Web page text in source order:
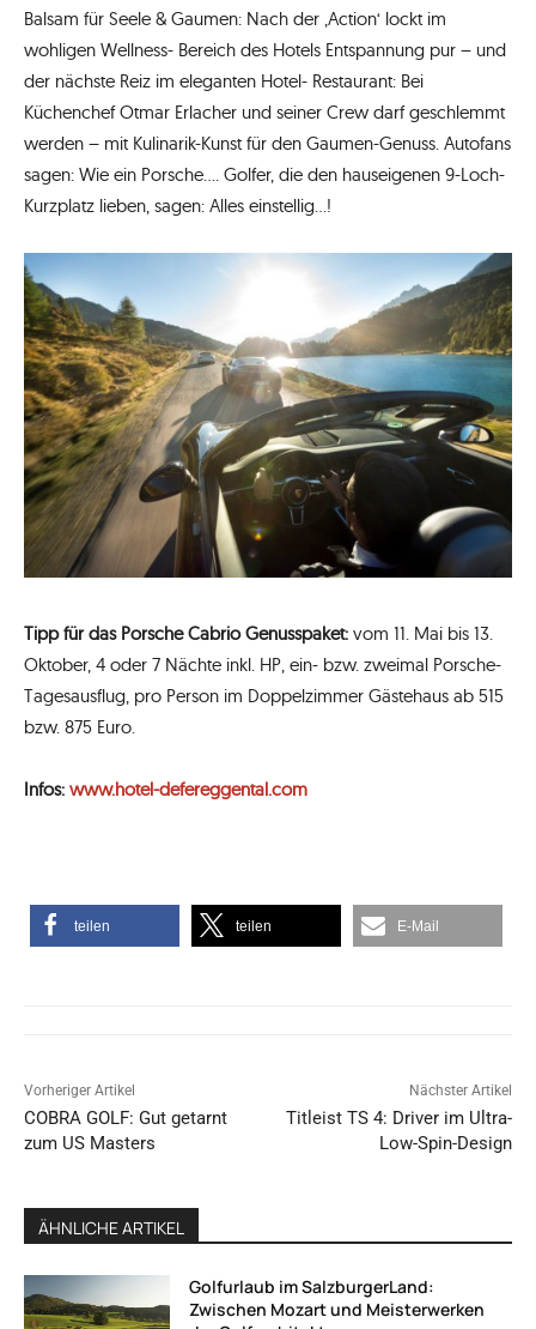
Balsam für Seele & Gaumen: Nach der ‚Action‘ lockt im
wohligen Wellness- Bereich des Hotels Entspannung pur – und
der nächste Reiz im eleganten Hotel- Restaurant: Bei
Küchenchef Otmar Erlacher und seiner Crew darf geschlemmt
werden – mit Kulinarik-Kunst für den Gaumen-Genuss. Autofans
sagen: Wie ein Porsche…. Golfer, die den hauseigenen 9-Loch-
Kurzplatz lieben, sagen: Alles einstellig…!
Tipp für das Porsche Cabrio Genusspaket: vom 11. Mai bis 13.
Oktober, 4 oder 7 Nächte inkl. HP, ein- bzw. zweimal Porsche-
Tagesausflug, pro Person im Doppelzimmer Gästehaus ab 515
bzw. 875 Euro.
Infos: www.hotel-defereggental.com
teilen teilen E-Mail
Vorheriger Artikel
COBRA GOLF: Gut getarnt
zum US Masters
Nächster Artikel
Titleist TS 4: Driver im Ultra-
Low-Spin-Design
ÄHNLICHE ARTIKEL
Golfurlaub im SalzburgerLand:
Zwischen Mozart und Meisterwerken